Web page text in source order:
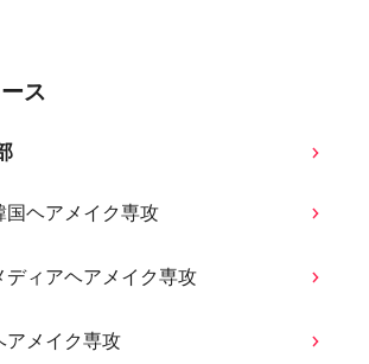
ス
国ヘアメイク専攻
ディアヘアメイク専攻
アメイク専攻